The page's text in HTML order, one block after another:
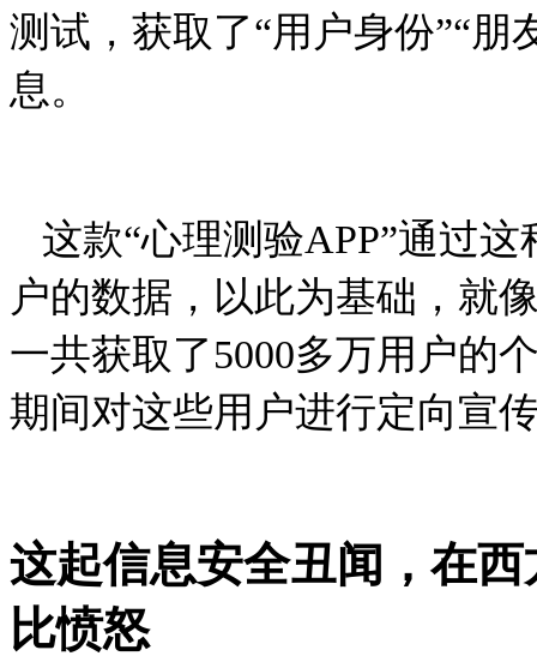
测试，获取了“用户身份”“朋
息。
这款“心理测验APP”通过这
户的数据，以此为基础，就
一共获取了5000多万用户的
期间对这些用户进行定向宣
这起信息安全丑闻，在
比愤怒